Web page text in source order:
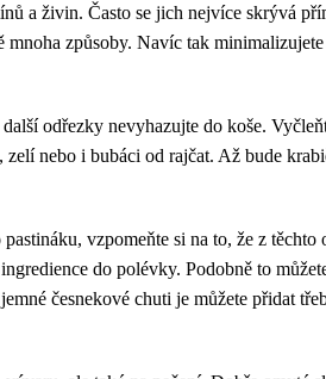
a živin. Často se jich nejvíce skrývá
mnoha způsoby. Navíc tak
odřezky nevyhazujte do koše.
nebo i bubáci od rajčat. Až bude
vzpomeňte si na to, že z
do polévky. Podobně to
česnekové chuti je můžete přidat